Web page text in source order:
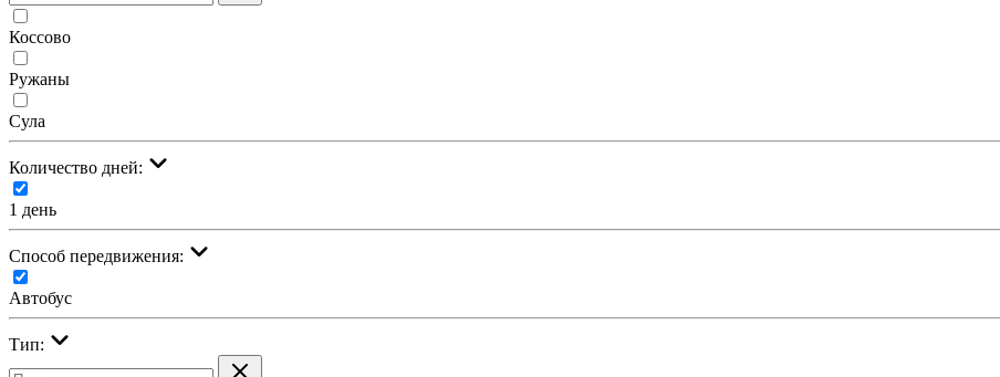
Коссово
Ружаны
Сула
Количество дней:
1 день
Cпособ передвижения:
Автобус
Тип: